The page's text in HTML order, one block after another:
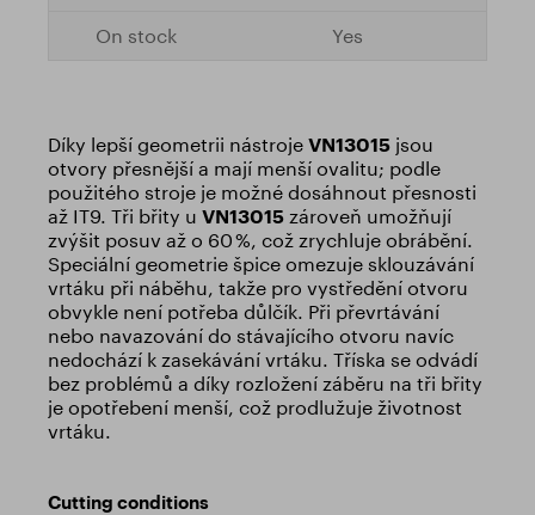
Yes
Díky lepší geometrii nástroje VN13015 jsou
otvory přesnější a mají menší ovalitu; podle
použitého stroje je možné dosáhnout přesnosti
až IT9. Tři břity u VN13015 zároveň umožňují
zvýšit posuv až o 60 %, což zrychluje obrábění.
Speciální geometrie špice omezuje sklouzávání
vrtáku při náběhu, takže pro vystředění otvoru
obvykle není potřeba důlčík. Při převrtávání
nebo navazování do stávajícího otvoru navíc
nedochází k zasekávání vrtáku. Tříska se odvádí
bez problémů a díky rozložení záběru na tři břity
je opotřebení menší, což prodlužuje životnost
vrtáku.
Cutting conditions